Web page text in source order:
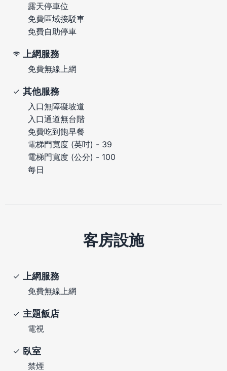
露天停車位
免費區域接駁車
免費自助停車
上網服務
免費無線上網
其他服務
入口無障礙坡道
入口通道無台階
免費吃到飽早餐
電梯門寬度 (英吋) - 39
電梯門寬度 (公分) - 100
每日
客房設施
上網服務
免費無線上網
主題飯店
電視
臥室
禁煙